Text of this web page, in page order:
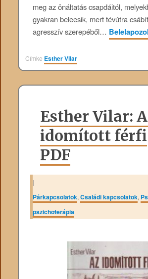
meg az önáltatás csapdáitól,
gyakran beleesik, mert tévútra
agresszív szerepéből…
Címke Esther Vilar
Esther Vilar:
idomított férfi
PDF
|
Párkapcsolatok,Családi kapcsolatok,
pszichoterápia